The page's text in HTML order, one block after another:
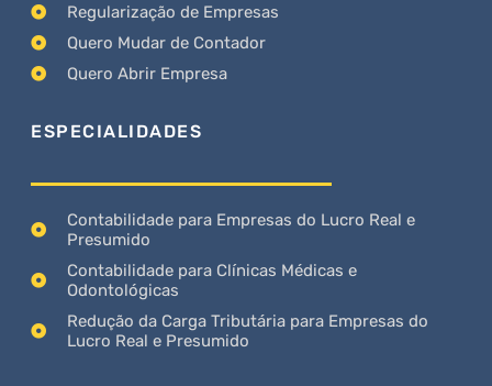
Regularização de Empresas
Quero Mudar de Contador
Quero Abrir Empresa
ESPECIALIDADES
Contabilidade para Empresas do Lucro Real e
Presumido
Contabilidade para Clínicas Médicas e
Odontológicas
Redução da Carga Tributária para Empresas do
Lucro Real e Presumido